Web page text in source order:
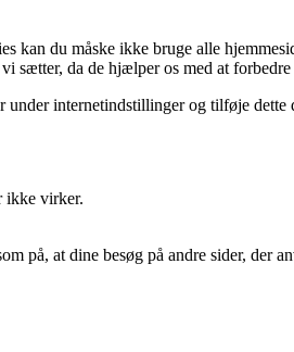
kan du måske ikke bruge alle
sætter, da de hjælper os med at forbedre
under internetindstillinger og tilføje
ikke virker.
på, at dine besøg på andre sider, der